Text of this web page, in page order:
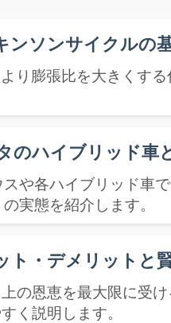
ンソンサイクルの
り膨張比を大きくす
のハイブリッド車
スや各ハイブリッド車
実態を紹介します。
ト・デメリットと
の恩恵を最大限に受
く説明します。